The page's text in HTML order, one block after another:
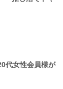
代女性会員様が